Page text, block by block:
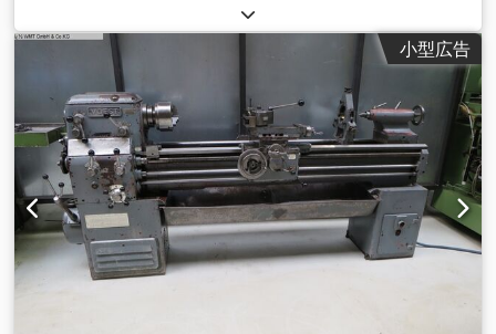
小型広告